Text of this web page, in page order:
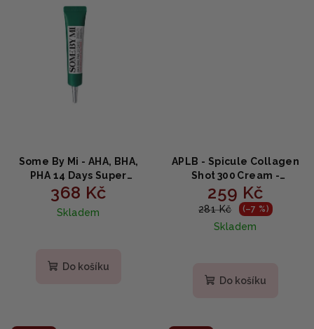
Some By Mi - AHA, BHA,
PHA 14 Days Super
Miracle Spot All Kill
Cream - 14denní krém na
lokální nedokonalosti
368 Kč
Skladem
Do košíku
APLB - Spicule Collagen
Shot 300 Cream -
Kolagenový výživný krém
s 300 mikrosférami 55 ml
259 Kč
281 Kč (–7 %)
Skladem
Do košíku